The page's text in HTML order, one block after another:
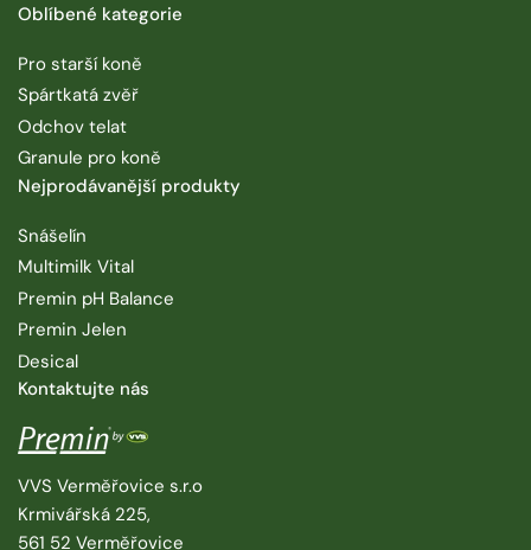
Oblíbené kategorie
Pro starší koně
Spártkatá zvěř
Odchov telat
Granule pro koně
Nejprodávanější produkty
Snášelín
Multimilk Vital
Premin pH Balance
Premin Jelen
Desical
Kontaktujte nás
VVS Verměřovice s.r.o
Krmivářská 225,
561 52 Verměřovice